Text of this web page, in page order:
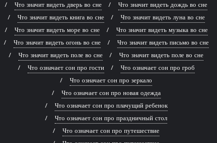
Что значит видеть дверь во сне
Что значит видеть дождь во сне
Что значит видеть книга во сне
Что значит видеть луна во сне
Что значит видеть море во сне
Что значит видеть музыка во сне
Что значит видеть огонь во сне
Что значит видеть письмо во сне
Что значит видеть поле во сне
Что значит видеть поле во сне
Что означает сон про гости
Что означает сон про гроб
Что означает сон про зеркало
Что означает сон про новая одежда
Что означает сон про плачущий ребенок
Что означает сон про праздничный стол
Что означает сон про путешествие